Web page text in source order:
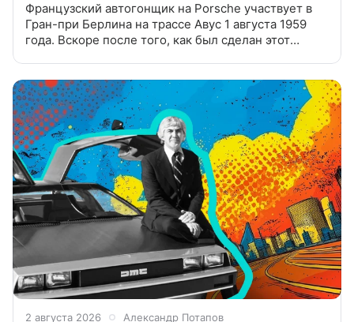
Французский автогонщик на Porsche участвует в
Гран-при Берлина на трассе Авус 1 августа 1959
года. Вскоре после того, как был сделан этот
2 августа 2026 Александр Потапов